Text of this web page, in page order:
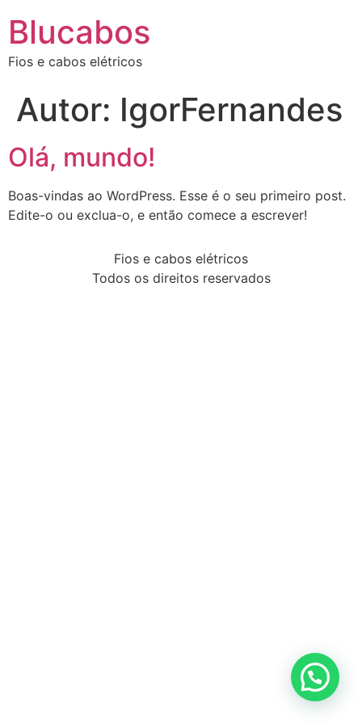
Blucabos
Fios e cabos elétricos
Autor: IgorFernandes
Olá, mundo!
Boas-vindas ao WordPress. Esse é o seu primeiro post.
Edite-o ou exclua-o, e então comece a escrever!
Fios e cabos elétricos
Todos os direitos reservados